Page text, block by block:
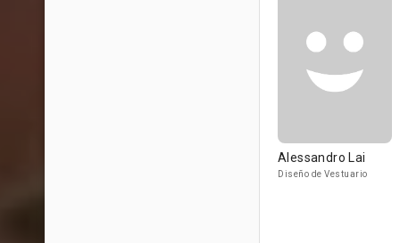
Alessandro Lai
Diseño de Vestuario